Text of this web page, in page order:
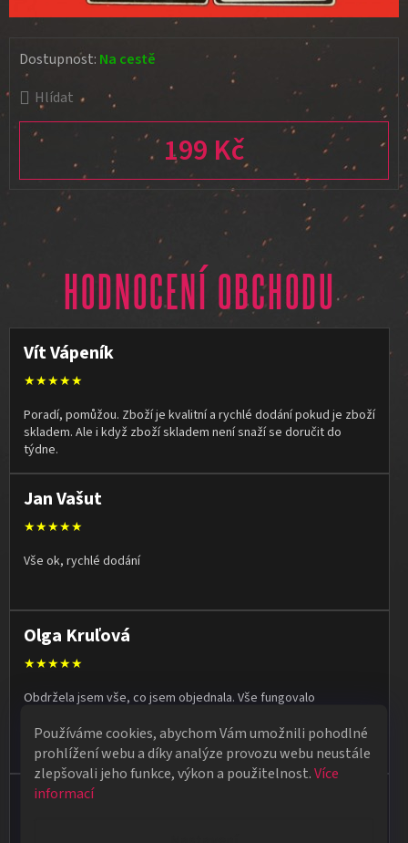
Používáme cookies, abychom Vám umožnili pohodlné
prohlížení webu a díky analýze provozu webu neustále
zlepšovali jeho funkce, výkon a použitelnost.Více
informací
Hlídat
199 Kč
Měrná cena:
Dostupnost: Na cestě
HODNOCENÍ OBCHODU
Vít Vápeník
★★★★★
Poradí, pomůžou. Zboží je kvalitní a rychlé dodání pokud je zboží
skladem. Ale i když zboží skladem není snaží se doručit do
týdne.
Jan Vašut
★★★★★
Vše ok, rychlé dodání
Olga Kruľová
★★★★★
Obdržela jsem vše, co jsem objednala. Vše fungovalo
na školní besídce. Objednávka dorazila po 4 dnech, takže
naprostá spokojenost.
Vladimír Jirsák